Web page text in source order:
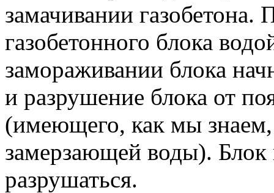
замачивании
газобетонного блока
замораживании блока
и разрушение блока от
(имеющего, как мы
замерзающей воды). Блок
разрушаться.